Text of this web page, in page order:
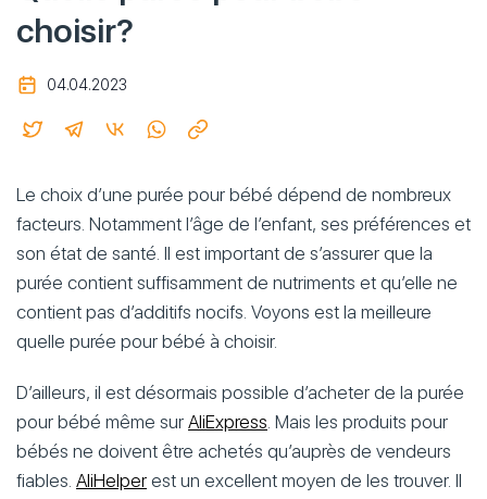
choisir?
04.04.2023
Le choix d’une purée pour bébé dépend de nombreux
facteurs. Notamment l’âge de l’enfant, ses préférences et
son état de santé. Il est important de s’assurer que la
purée contient suffisamment de nutriments et qu’elle ne
contient pas d’additifs nocifs. Voyons est la meilleure
quelle purée pour bébé à choisir.
D’ailleurs, il est désormais possible d’acheter de la purée
pour bébé même sur AliExpress. Mais les produits pour
bébés ne doivent être achetés qu’auprès de vendeurs
fiables. AliHelper est un excellent moyen de les trouver. Il